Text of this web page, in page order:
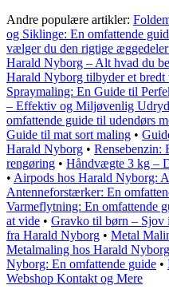
Andre populære artikler:
og Siklinge: En omfattende
vælger du den rigtige
Harald Nyborg – Alt hvad du
Harald Nyborg tilbyder et bredt
Spraymaling: En Guide til
– Effektiv og Miljøvenlig
omfattende guide til udendørs
Guide til mat sort maling •
Harald Nyborg • Rensebenzin:
rengøring • Håndvægte 3 kg –
• Airpods hos Harald Nyborg:
Antenneforstærker: En
Varmeflytning: En omfattende
at vide • Gravko til børn – Sjov
fra Harald Nyborg • Metal
Metalmaling hos Harald Nyborg
Nyborg: En omfattende guide •
Webshop Kontakt og Mere